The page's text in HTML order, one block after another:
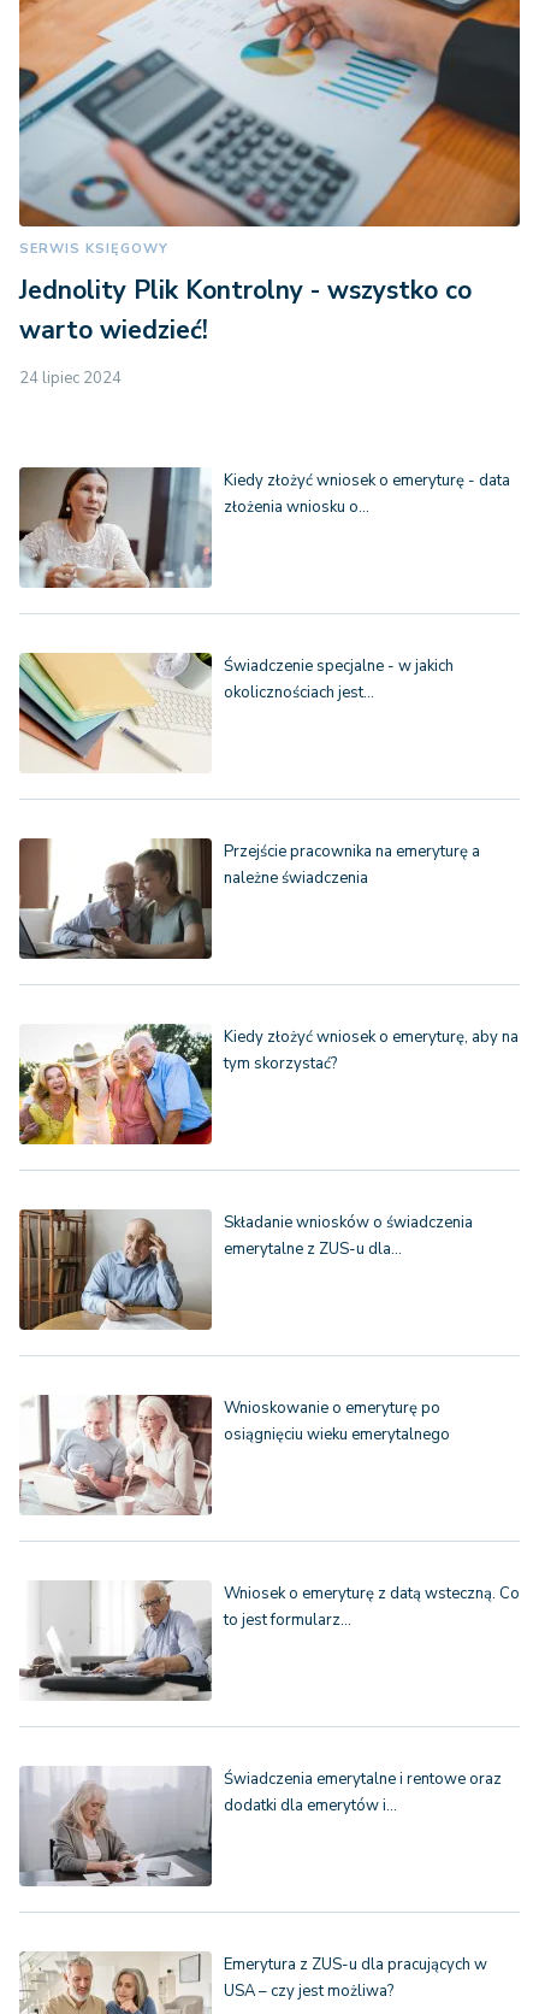
SERWIS KSIĘGOWY
Jednolity Plik Kontrolny - wszystko co
warto wiedzieć!
24 lipiec 2024
Kiedy złożyć wniosek o emeryturę - data
złożenia wniosku o…
Świadczenie specjalne - w jakich
okolicznościach jest…
Przejście pracownika na emeryturę a
należne świadczenia
Kiedy złożyć wniosek o emeryturę, aby na
tym skorzystać?
Składanie wniosków o świadczenia
emerytalne z ZUS-u dla…
Wnioskowanie o emeryturę po
osiągnięciu wieku emerytalnego
Wniosek o emeryturę z datą wsteczną. Co
to jest formularz…
Świadczenia emerytalne i rentowe oraz
dodatki dla emerytów i…
Emerytura z ZUS-u dla pracujących w
USA – czy jest możliwa?